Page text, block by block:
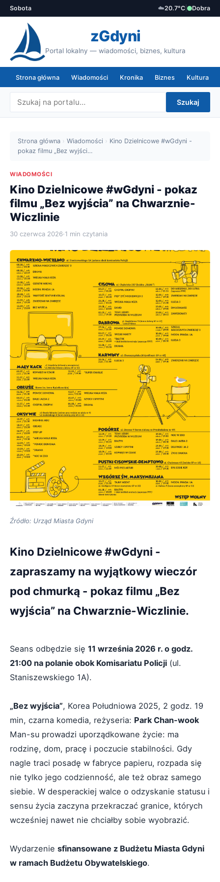
Sobota ☁️20.7°C Dobra
zGdyni
Portal lokalny — wiadomości, biznes, kultura
Strona główna Wiadomości Kronika Biznes Kultura
Szukaj
Strona główna › Wiadomości › Kino Dzielnicowe #wGdyni -
pokaz filmu „Bez wyjści…
WIADOMOŚCI
Kino Dzielnicowe #wGdyni - pokaz
filmu „Bez wyjścia” na Chwarznie-
Wiczlinie
30 czerwca 2026·1 min czytania
Źródło: Urząd Miasta Gdyni
Kino Dzielnicowe #wGdyni -
zapraszamy na wyjątkowy wieczór
pod chmurką - pokaz filmu „Bez
wyjścia” na Chwarznie-Wiczlinie.
Seans odbędzie się 11 września 2026 r. o godz.
21:00 na polanie obok Komisariatu Policji (ul.
Staniszewskiego 1A).
„Bez wyjścia”, Korea Południowa 2025, 2 godz. 19
min, czarna komedia, reżyseria: Park Chan-wook
Man-su prowadzi uporządkowane życie: ma
rodzinę, dom, pracę i poczucie stabilności. Gdy
nagle traci posadę w fabryce papieru, rozpada się
nie tylko jego codzienność, ale też obraz samego
siebie. W desperackiej walce o odzyskanie statusu i
sensu życia zaczyna przekraczać granice, których
wcześniej nawet nie chciałby sobie wyobrazić.
Wydarzenie sfinansowane z Budżetu Miasta Gdyni
w ramach Budżetu Obywatelskiego.